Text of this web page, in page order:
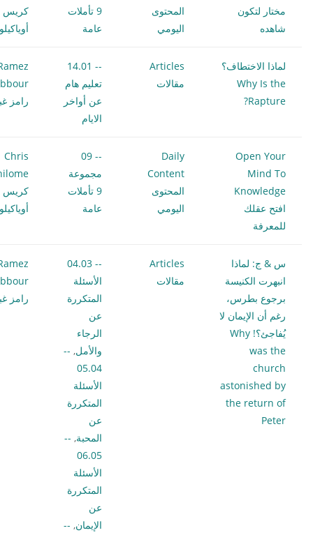
مختار لتكون
شاهده
المحتوى
اليومي
9 تأملات
عامة
كريس
لماذا الاختطاف؟
Why Is the
Rapture?
Articles
مقالات
-- 14.01
تعليم هام
عن أواخر
الايام
رامز
Open Your
Mind To
Knowledge
افتح عقلك
للمعرفة
Daily
Content
المحتوى
اليومي
-- 09
مجموعة
9 تأملات
عامة
Chris
كريس
س & ج: لماذا
انبهرت الكنيسة
برجوع بطرس،
رغم أن الإيمان لا
يُفاجئ؟! Why
was the
church
astonished by
the return of
Peter
Articles
مقالات
-- 04.03
الأسئلة
المتكررة
عن
الرجاء
والأمل,
--
05.04
الأسئلة
المتكررة
عن
المحبة,
--
06.05
الأسئلة
المتكررة
عن
الإيمان,
--
رامز